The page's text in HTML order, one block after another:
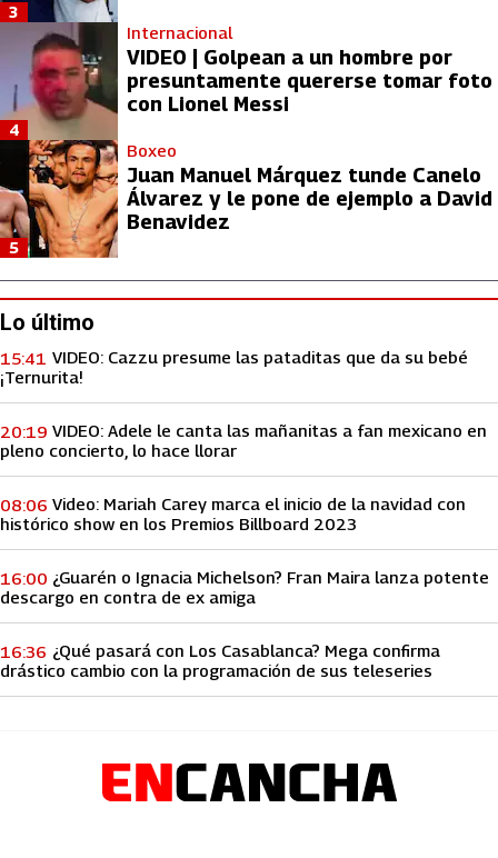
3
Internacional
VIDEO | Golpean a un hombre por
presuntamente quererse tomar foto
con Lionel Messi
4
Boxeo
Juan Manuel Márquez tunde Canelo
Álvarez y le pone de ejemplo a David
Benavidez
5
Lo último
VIDEO: Cazzu presume las pataditas que da su bebé
¡Ternurita!
15:41
VIDEO: Adele le canta las mañanitas a fan mexicano en
pleno concierto, lo hace llorar
20:19
Video: Mariah Carey marca el inicio de la navidad con
histórico show en los Premios Billboard 2023
08:06
¿Guarén o Ignacia Michelson? Fran Maira lanza potente
descargo en contra de ex amiga
16:00
¿Qué pasará con Los Casablanca? Mega confirma
drástico cambio con la programación de sus teleseries
16:36